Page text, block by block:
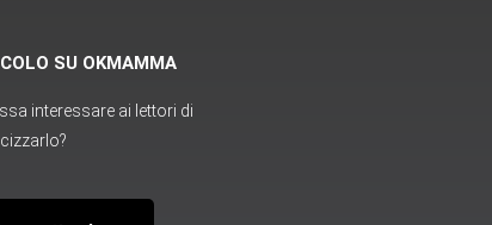
SU OKMAMMA
interessare ai lettori di